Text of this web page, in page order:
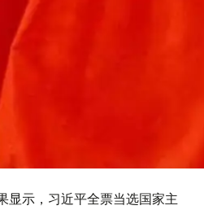
显示，习近平全票当选国家主